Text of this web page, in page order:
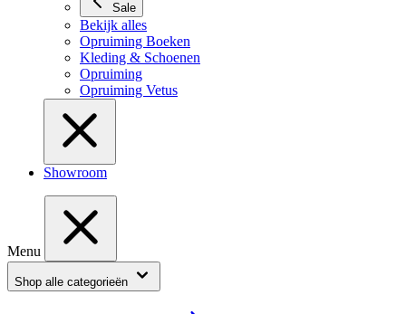
Sale
Bekijk alles
Opruiming Boeken
Kleding & Schoenen
Opruiming
Opruiming Vetus
Showroom
Menu
Shop alle categorieën